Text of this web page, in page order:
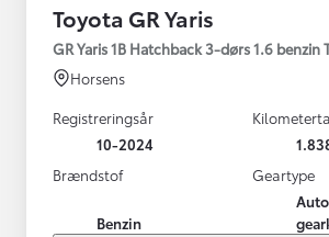
Toyota GR Yaris
GR Yaris 1B Hatchback 3-dørs 1.6
Horsens
Registreringsår
10-2024
Brændstof
Benzin
Geartype